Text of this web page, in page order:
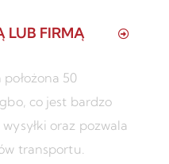
LUB FIRMĄ
50
co jest bardzo
oraz pozwala
transportu.